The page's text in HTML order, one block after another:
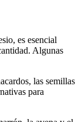
es esencial
Algunas
las semillas
para